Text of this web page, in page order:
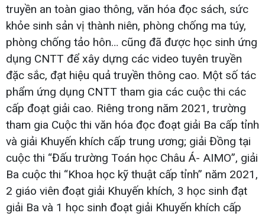
truyền an toàn giao thông, văn hóa đọc sách, sức
khỏe sinh sản vị thành niên, phòng chống ma túy,
phòng chống tảo hôn… cũng đã được học sinh ứng
dụng CNTT để xây dựng các video tuyên truyền
đặc sắc, đạt hiệu quả truyền thông cao. Một số tác
phẩm ứng dụng CNTT tham gia các cuộc thi các
cấp đoạt giải cao. Riêng trong năm 2021, trường
tham gia Cuộc thi văn hóa đọc đoạt giải Ba cấp tỉnh
và giải Khuyến khích cấp trung ương; giải Đồng tại
cuộc thi “Đấu trường Toán học Châu Á- AIMO”, giải
Ba cuộc thi “Khoa học kỹ thuật cấp tỉnh” năm 2021,
2 giáo viên đoạt giải Khuyến khích, 3 học sinh đạt
giải Ba và 1 học sinh đoạt giải Khuyến khích cấp